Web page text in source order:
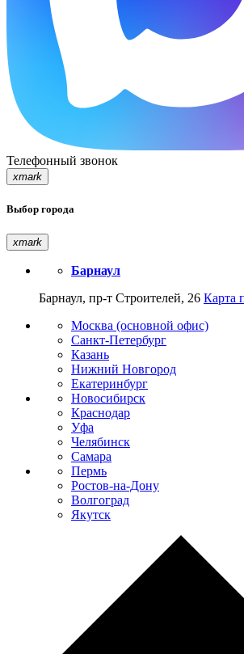
Телефонный звонок
xmark
Выбор города
xmark
Барнаул
Барнаул, пр-т Строителей, 26 Карта
Москва (основной офис)
Санкт-Петербург
Казань
Нижний Новгород
Екатеринбург
Новосибирск
Краснодар
Уфа
Челябинск
Самара
Пермь
Ростов-на-Дону
Волгоград
Якутск